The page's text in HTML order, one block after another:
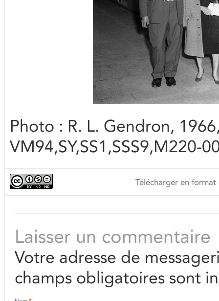
Photo : R. L. Gendron,
VM94,SY,SS1,SSS9,M220-
Télécharger en
Laisser un commentaire
Votre adresse de
champs obligatoires sont